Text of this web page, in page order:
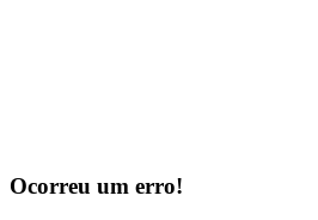
Ocorreu um erro!